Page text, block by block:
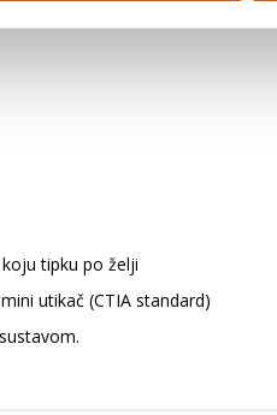
tipku po želji
utikač (CTIA standard)